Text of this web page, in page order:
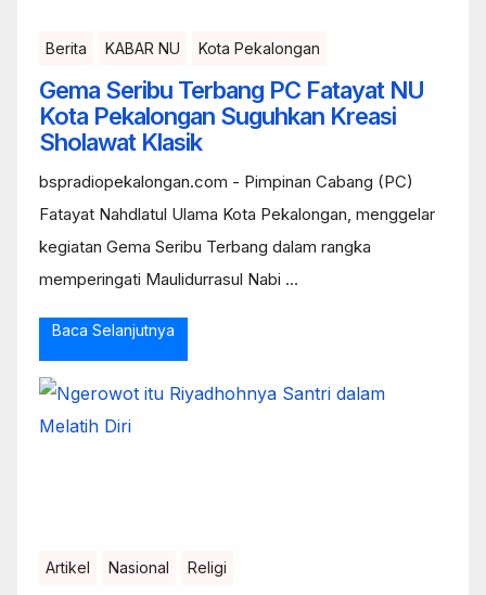
Berita KABAR NU Kota Pekalongan
Gema Seribu Terbang PC Fatayat NU
Kota Pekalongan Suguhkan Kreasi
Sholawat Klasik
bspradiopekalongan.com - Pimpinan Cabang (PC)
Fatayat Nahdlatul Ulama Kota Pekalongan, menggelar
kegiatan Gema Seribu Terbang dalam rangka
memperingati Maulidurrasul Nabi ...
Baca Selanjutnya
Artikel Nasional Religi